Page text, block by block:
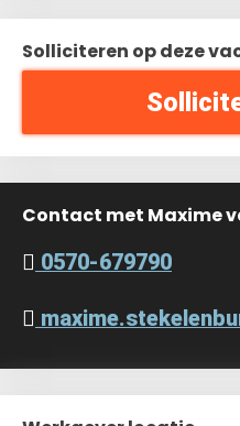
Solliciteren op deze
Contact met Maxime
0570-679790